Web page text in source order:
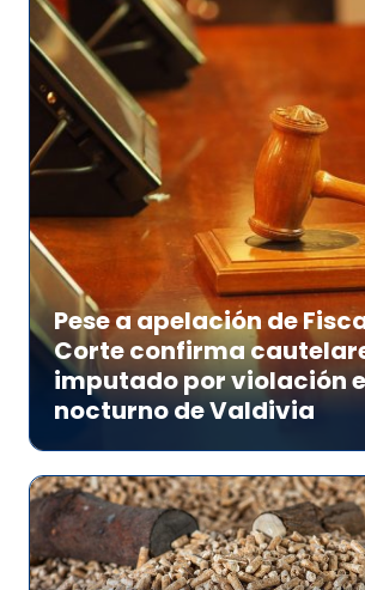
Pese a apelación de
Corte confirma
imputado por violación
nocturno de Valdivia